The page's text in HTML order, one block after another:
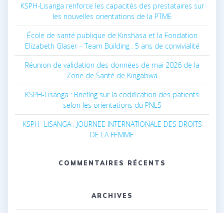
KSPH-Lisanga renforce les capacités des prestataires sur
les nouvelles orientations de la PTME
École de santé publique de Kinshasa et la Fondation
Elizabeth Glaser – Team Building : 5 ans de convivialité
Réunion de validation des données de mai 2026 de la
Zone de Santé de Kingabwa
KSPH-Lisanga : Briefing sur la codification des patients
selon les orientations du PNLS
KSPH- LISANGA : JOURNEE INTERNATIONALE DES DROITS
DE LA FEMME
COMMENTAIRES RÉCENTS
ARCHIVES